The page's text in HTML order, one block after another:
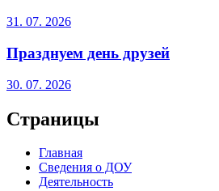
31. 07. 2026
Празднуем день друзей
30. 07. 2026
Страницы
Главная
Сведения о ДОУ
Деятельность